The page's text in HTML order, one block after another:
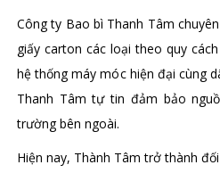
Công ty Bao bì Thanh Tâm
giấy carton các loại theo quy
hệ thống máy móc hiện đại cùng
Thanh Tâm tự tin đảm bảo
trường bên ngoài.
Hiện nay, Thành Tâm trở thành